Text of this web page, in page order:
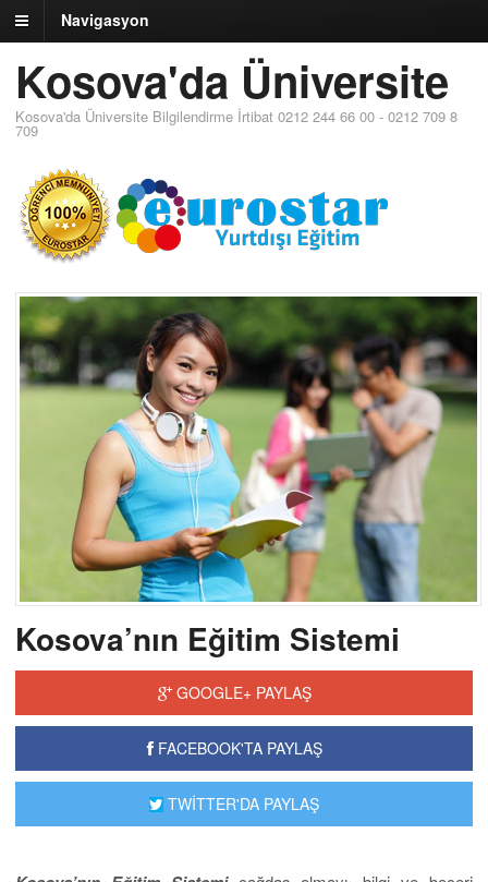
Navigasyon
Kosova'da Üniversite
Kosova'da Üniversite Bilgilendirme İrtibat 0212 244 66 00 - 0212 709 8
709
Kosova’nın Eğitim Sistemi
GOOGLE+ PAYLAŞ
FACEBOOK'TA PAYLAŞ
TWİTTER'DA PAYLAŞ